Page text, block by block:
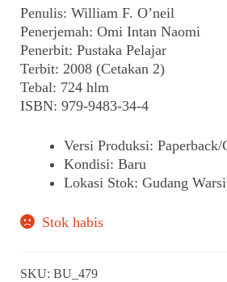
Cari Arsip
Alamat
Rekening
Reseller
adalah:
Rp
Penulis: William F. O’neil
Penerjemah: Omi Intan Naomi
Penerbit: Pustaka Pelajar
Terbit: 2008 (Cetakan 2)
Tebal: 724 hlm
ISBN: 979-9483-34-4
Versi Produksi: Paperback/
Kondisi: Baru
Lokasi Stok: Gudang
Stok habis
SKU:BU_479